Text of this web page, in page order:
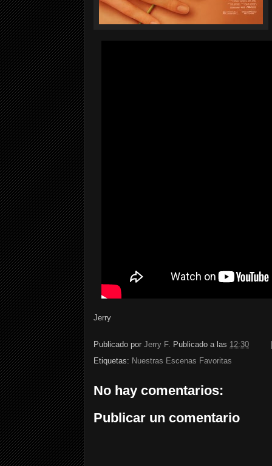
Jerry
Publicado por Jerry F. Publicado a las 12:30
Etiquetas: Nuestras Escenas Favoritas
No hay comentarios:
Publicar un comentario